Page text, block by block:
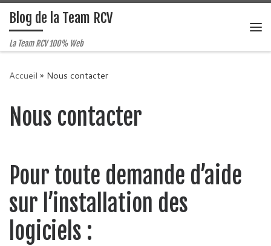
Passer au contenu
Blog de la Team RCV
La Team RCV 100% Web
Accueil » Nous contacter
Nous contacter
Pour toute demande d’aide
sur l’installation des
logiciels :